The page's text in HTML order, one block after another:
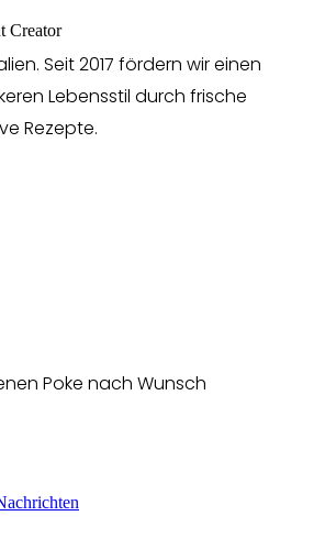
Creator
Seit 2017 fördern wir einen
Lebensstil durch frische
Rezepte.
Poke nach Wunsch